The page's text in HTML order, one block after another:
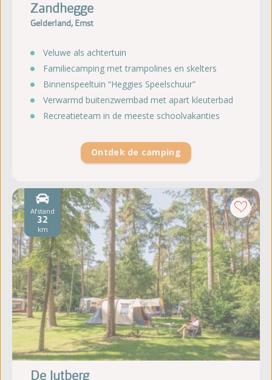
Afstand
32
km
De Jutberg
Zandhegge
Gelderland, Emst
Veluwe als achtertuin
Familiecamping met trampolines en skelters
Binnenspeeltuin “Heggies Speelschuur”
Verwarmd buitenzwembad met apart kleuterbad
Recreatieteam in de meeste schoolvakanties
Ontdek de camping